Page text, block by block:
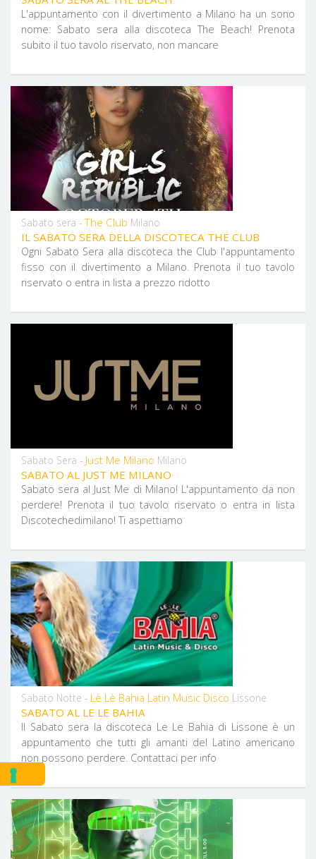
L'appuntamento con il divertimento a Milano ha un sono
nome: Sabato sera alla discoteca The Beach! Prenota
subito il tuo tavolo riservato, non mancare
Sabato sera -The Club Milano
IL SABATO SERA DELLA DISCOTECA THE CLUB
Ogni Sabato Sera alla discoteca the Club l'appuntamento
fisso con il divertimento a Milano. Prenota il tuo tavolo
riservato o entra in lista a prezzo ridotto
Sabato Sera - Just Me Milano Milano
SABATO AL JUST ME MILANO
Sabato sera al Just Me di Milano! L'appuntamento da non
perdere! Prenota il tuo tavolo riservato o entra in lista
Discotechedimilano! Ti aspettiamo
Sabato Notte - Lè Lè Bahia Latin Music Disco Lissone
SABATO AL LE LE BAHIA
Il Sabato sera la discoteca Le Le Bahia di Lissone è un
appuntamento che tutti gli amanti del Latino americano
non possono perdere. Contattaci per info